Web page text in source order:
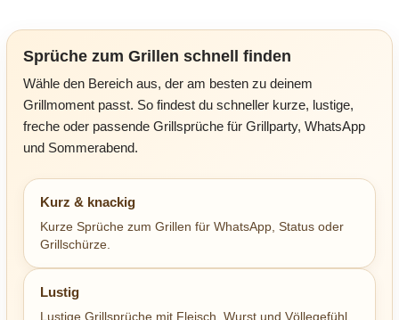
Sprüche zum Grillen schnell finden
Wähle den Bereich aus, der am besten zu deinem
Grillmoment passt. So findest du schneller kurze, lustige,
freche oder passende Grillsprüche für Grillparty, WhatsApp
und Sommerabend.
Kurz & knackig
Kurze Sprüche zum Grillen für WhatsApp, Status oder
Grillschürze.
Lustig
Lustige Grillsprüche mit Fleisch, Wurst und Völlegefühl.